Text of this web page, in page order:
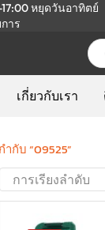
หยุดวันอาทิตย์
าร
เกี่ยวกับเรา
กับ “09525”